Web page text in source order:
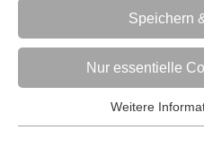
Grundschulkinder
Jugendliche
Speichern
Nur essentielle
Essentielle Cookies werden
Weitere